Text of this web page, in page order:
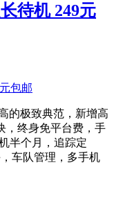
待机 249元
的极致典范，新增高
，终身免平台费，手
半个月，追踪定
车队管理，多手机